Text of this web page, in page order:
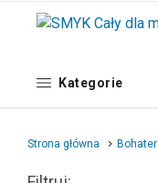
Kategorie
Strona główna Bohater